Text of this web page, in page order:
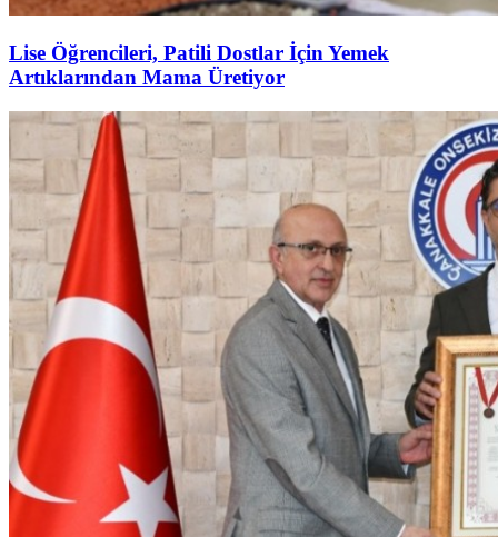
Lise Öğrencileri, Patili Dostlar İçin Yemek
Artıklarından Mama Üretiyor